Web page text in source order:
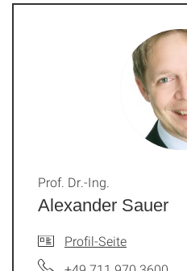
Alexander Sauer
Prof. Dr.-Ing.
Profil-Seite